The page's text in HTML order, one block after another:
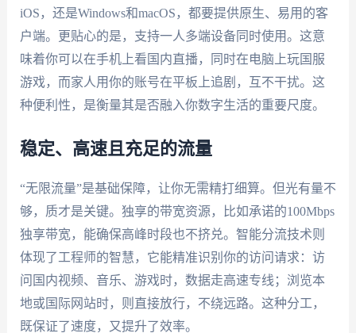
iOS，还是Windows和macOS，都要提供原生、易用的客
户端。更贴心的是，支持一人多端设备同时使用。这意
味着你可以在手机上看国内直播，同时在电脑上玩国服
游戏，而家人用你的账号在平板上追剧，互不干扰。这
种便利性，是衡量其是否融入你数字生活的重要尺度。
稳定、高速且充足的流量
“无限流量”是基础保障，让你无需精打细算。但光有量不
够，质才是关键。独享的带宽资源，比如承诺的100Mbps
独享带宽，能确保高峰时段也不挤兑。智能分流技术则
体现了工程师的智慧，它能精准识别你的访问请求：访
问国内视频、音乐、游戏时，数据走高速专线；浏览本
地或国际网站时，则直接放行，不绕远路。这种分工，
既保证了速度，又提升了效率。